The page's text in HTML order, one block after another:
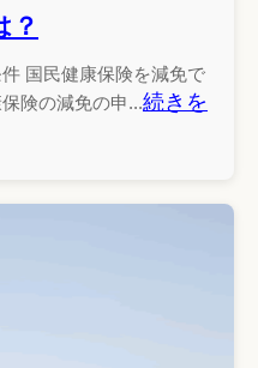
？
国民健康保険を減免で
険の減免の申...続きを